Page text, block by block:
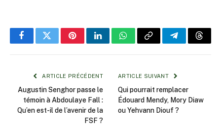
FacebookTwitterPinterestLinkedInWhatsApp
Copy
Telegram
ARTICLE PRÉCÉDENT
Augustin Senghor passe le
témoin à Abdoulaye Fall :
Qu’en est-il de l’avenir de la
FSF ?
ARTICLE SUIVANT
Qui pourrait remplacer
Édouard Mendy, Mory Diaw
ou Yehvann Diouf ?